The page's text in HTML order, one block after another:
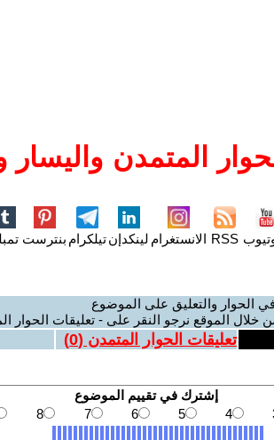
المتمدن واليسار
RSS الانستغرام لينكدإنتيلكرام بنترست
الحوار والتعليق على الموضوع
خلال الموقع نرجو النقر على - تعليقات الحوار
تعليقات الحوار المتمدن (0
)